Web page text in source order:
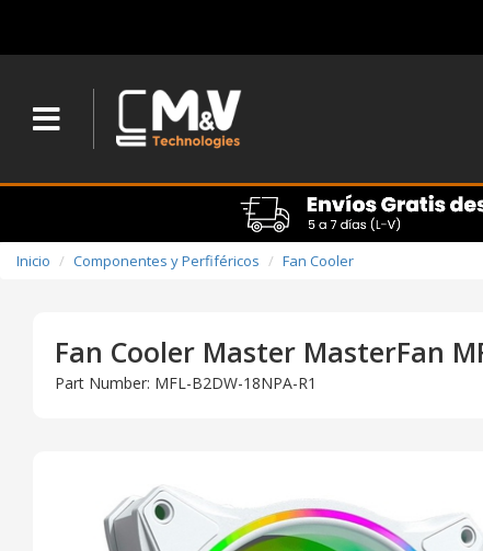
Inicio Componentes y Perfiféricos Fan Cooler
Fan Cooler Master MasterFan
Part Number: MFL-B2DW-18NPA-R1